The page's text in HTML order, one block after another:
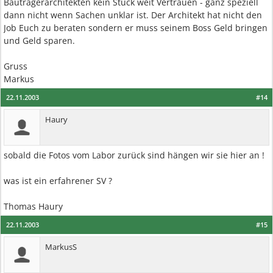
dann nicht wenn Sachen unklar ist. Der Architekt hat nicht den
Job Euch zu beraten sondern er muss seinem Boss Geld bringen
und Geld sparen.
Gruss
Markus
#14
22.11.2003
Haury
sobald die Fotos vom Labor zurück sind hängen wir sie hier an !
was ist ein erfahrener SV ?
Thomas Haury
#15
22.11.2003
MarkusS